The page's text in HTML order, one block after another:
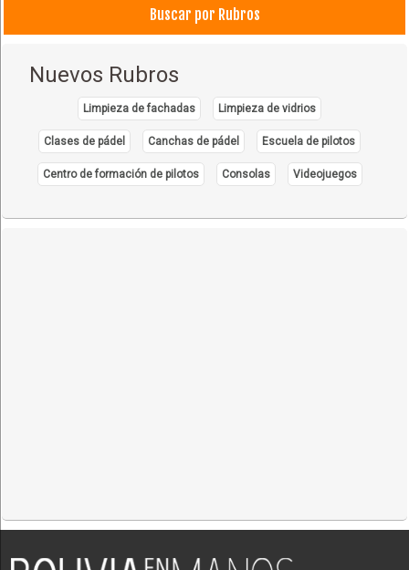
Buscar por Rubros
Nuevos Rubros
Limpieza de fachadas Limpieza de vidrios
Clases de pádel Canchas de pádel Escuela de pilotos
Centro de formación de pilotos Consolas Videojuegos